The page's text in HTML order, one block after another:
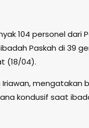
104 personel dari
Paskah di 39
(18/04).
Iriawan, mengatakan
kondusif saat